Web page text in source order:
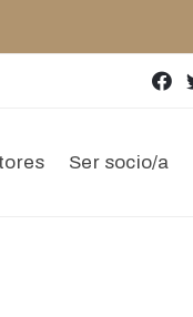
Ser socio/a